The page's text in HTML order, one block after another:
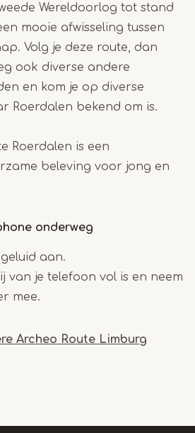
Wereldoorlog tot stand
mooie afwisseling tussen
Volg je deze route, dan
ook diverse andere
en kom je op diverse
Roerdalen bekend om is.
Roerdalen is een
beleving voor jong en
onderweg
aan.
van je telefoon vol is en neem
mee.
Archeo Route Limburg